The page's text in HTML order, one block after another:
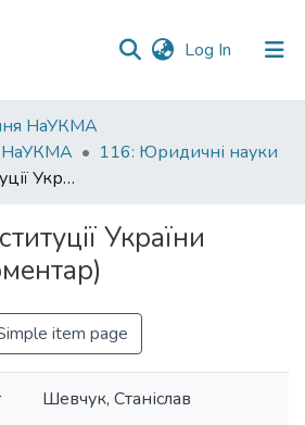
Log In (current)
НаУКМА
НаУКМА
116: Юридичні науки
Стаття 8 Конституції України (науковий коментар)
України
item page
Шевчук, Станіслав